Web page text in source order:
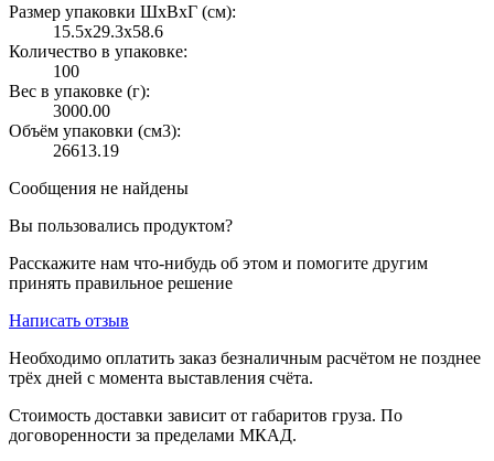
Размер упаковки ШxВxГ (см):
15.5x29.3x58.6
Количество в упаковке:
100
Вес в упаковке (г):
3000.00
Объём упаковки (см3):
26613.19
Сообщения не найдены
Вы пользовались продуктом?
Расскажите нам что-нибудь об этом и помогите другим
принять правильное решение
Написать отзыв
Необходимо оплатить заказ безналичным расчётом не позднее
трёх дней с момента выставления счёта.
Стоимость доставки зависит от габаритов груза. По
договоренности за пределами МКАД.